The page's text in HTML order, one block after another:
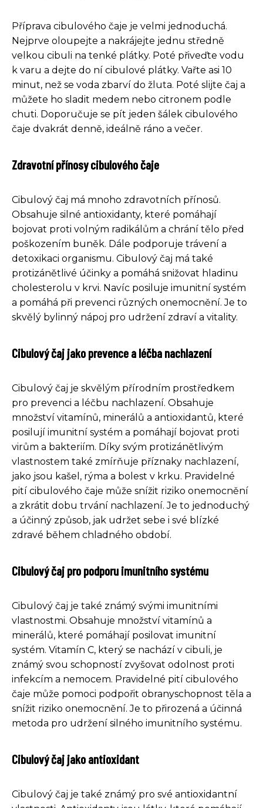
Příprava cibulového čaje je velmi jednoduchá.
Nejprve oloupejte a nakrájejte jednu středně
velkou cibuli na tenké plátky. Poté přiveďte vodu
k varu a dejte do ní cibulové plátky. Vařte asi 10
minut, než se voda zbarví do žluta. Poté slijte čaj a
můžete ho sladit medem nebo citronem podle
chuti. Doporučuje se pít jeden šálek cibulového
čaje dvakrát denně, ideálně ráno a večer.
Zdravotní přínosy cibulového čaje
Cibulový čaj má mnoho zdravotních přínosů.
Obsahuje silné antioxidanty, které pomáhají
bojovat proti volným radikálům a chrání tělo před
poškozením buněk. Dále podporuje trávení a
detoxikaci organismu. Cibulový čaj má také
protizánětlivé účinky a pomáhá snižovat hladinu
cholesterolu v krvi. Navíc posiluje imunitní systém
a pomáhá při prevenci různých onemocnění. Je to
skvělý bylinný nápoj pro udržení zdraví a vitality.
Cibulový čaj jako prevence a léčba nachlazení
Cibulový čaj je skvělým přírodním prostředkem
pro prevenci a léčbu nachlazení. Obsahuje
množství vitamínů, minerálů a antioxidantů, které
posilují imunitní systém a pomáhají bojovat proti
virům a bakteriím. Díky svým protizánětlivým
vlastnostem také zmírňuje příznaky nachlazení,
jako jsou kašel, rýma a bolest v krku. Pravidelné
pití cibulového čaje může snížit riziko onemocnění
a zkrátit dobu trvání nachlazení. Je to jednoduchý
a účinný způsob, jak udržet sebe i své blízké
zdravé během chladného období.
Cibulový čaj pro podporu imunitního systému
Cibulový čaj je také známý svými imunitními
vlastnostmi. Obsahuje množství vitamínů a
minerálů, které pomáhají posilovat imunitní
systém. Vitamín C, který se nachází v cibuli, je
známý svou schopností zvyšovat odolnost proti
infekcím a nemocem. Pravidelné pití cibulového
čaje může pomoci podpořit obranyschopnost těla a
snížit riziko onemocnění. Je to přirozená a účinná
metoda pro udržení silného imunitního systému.
Cibulový čaj jako antioxidant
Cibulový čaj je také známý pro své antioxidantní